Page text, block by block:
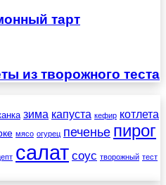
тарт
из творожного теста
зима капуста кефир котлета
мясо огурец печенье пирог
салат соус творожный тест